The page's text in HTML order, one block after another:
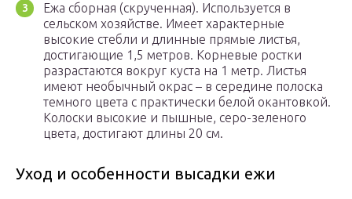
Ежа сборная (скрученная). Используется в
сельском хозяйстве. Имеет характерные
высокие стебли и длинные прямые листья,
достигающие 1,5 метров. Корневые ростки
разрастаются вокруг куста на 1 метр. Листья
имеют необычный окрас – в середине полоска
темного цвета с практически белой окантовкой.
Колоски высокие и пышные, серо-зеленого
цвета, достигают длины 20 см.
Уход и особенности высадки ежи